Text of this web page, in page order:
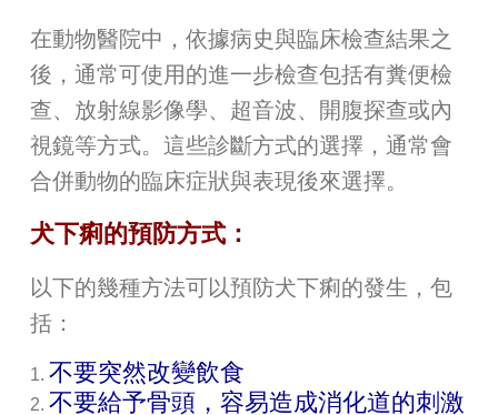
在動物醫院中，依據病史與臨床檢查結果之
後，通常可使用的進一步檢查包括有糞便檢
查、放射線影像學、超音波、開腹探查或內
視鏡等方式。這些診斷方式的選擇，通常會
合併動物的臨床症狀與表現後來選擇。
犬下痢的預防方式：
以下的幾種方法可以預防犬下痢的發生，包
括：
不要突然改變飲食
不要給予骨頭，容易造成消化道的刺激